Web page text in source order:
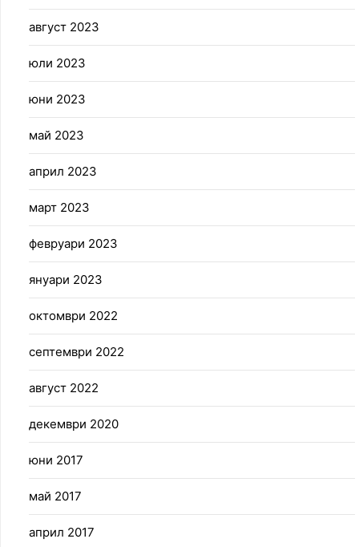
август 2023
юли 2023
юни 2023
май 2023
април 2023
март 2023
февруари 2023
януари 2023
октомври 2022
септември 2022
август 2022
декември 2020
юни 2017
май 2017
април 2017